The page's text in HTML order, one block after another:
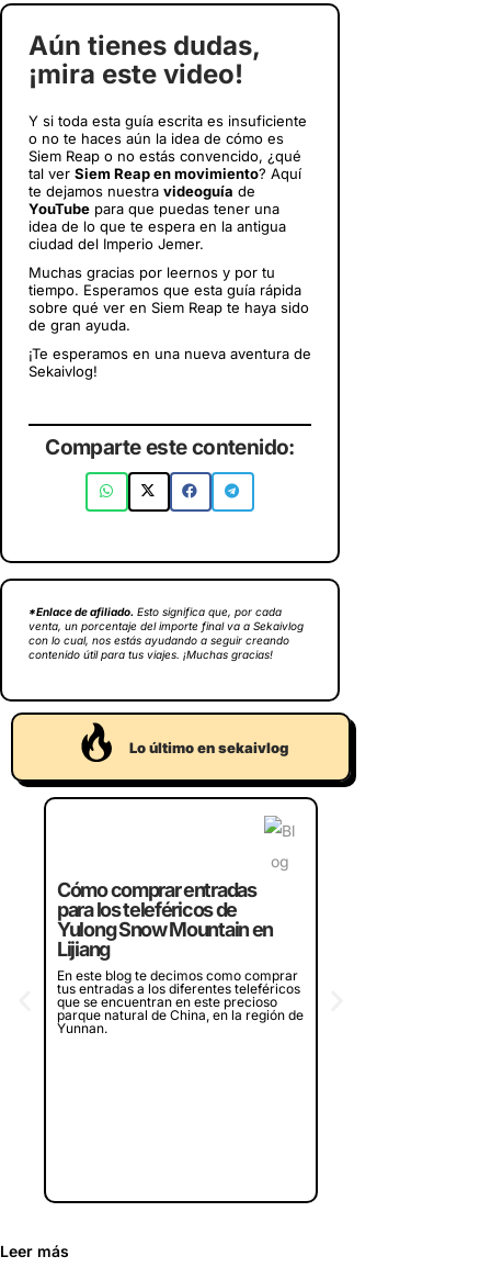
Aún tienes dudas,
¡mira este video!
Y si toda esta guía escrita es insuficiente
o no te haces aún la idea de cómo es
Siem Reap o no estás convencido, ¿qué
tal ver Siem Reap en movimiento? Aquí
te dejamos nuestra videoguía de
YouTube para que puedas tener una
idea de lo que te espera en la antigua
ciudad del Imperio Jemer.
Muchas gracias por leernos y por tu
tiempo. Esperamos que esta guía rápida
sobre qué ver en Siem Reap te haya sido
de gran ayuda.
¡Te esperamos en una nueva aventura de
Sekaivlog!
Comparte este contenido:
*Enlace de afiliado. Esto significa que, por cada
venta, un porcentaje del importe final va a Sekaivlog
con lo cual, nos estás ayudando a seguir creando
contenido útil para tus viajes. ¡Muchas gracias!
Lo último en sekaivlog
Cómo comprar entradas
para los teleféricos de
Yulong Snow Mountain en
Lijiang
En este blog te decimos como comprar
tus entradas a los diferentes teleféricos
que se encuentran en este precioso
parque natural de China, en la región de
Yunnan.
Leer más